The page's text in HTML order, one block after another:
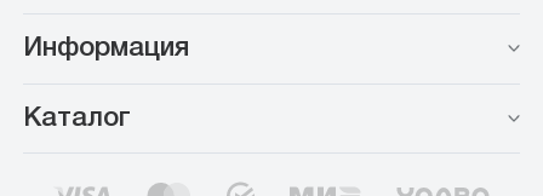
Информация
Каталог